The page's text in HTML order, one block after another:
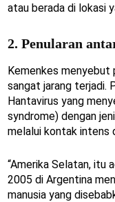
atau berada di lokasi
2. Penularan
Kemenkes menyebut
sangat jarang terjadi.
Hantavirus yang
syndrome) dengan
melalui kontak intens
“Amerika Selatan, itu
2005 di Argentina
manusia yang